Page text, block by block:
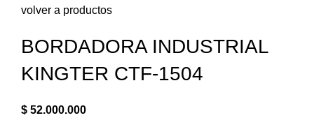
volver a productos
BORDADORA INDUSTRIAL
KINGTER CTF-1504
$ 52.000.000